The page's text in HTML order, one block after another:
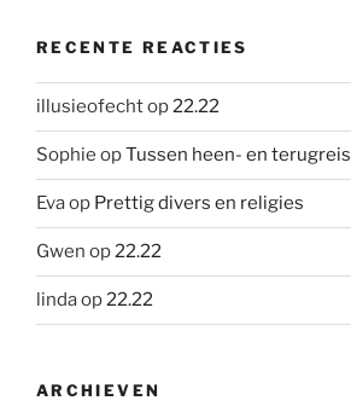
RECENTE REACTIES
illusieofechtop22.22
Sophie opTussen heen- en terugreis
Evaop Prettig divers en religies
Gwen op22.22
lindaop22.22
ARCHIEVEN